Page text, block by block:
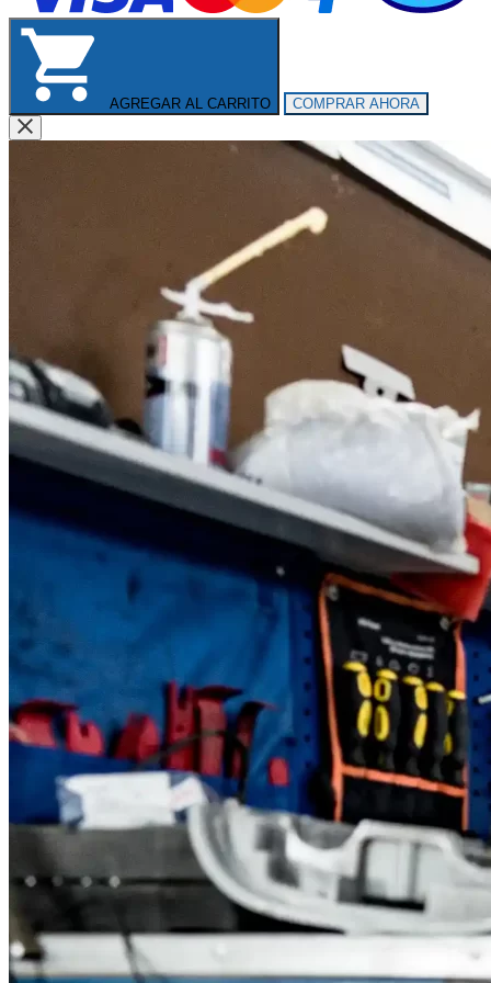
AGREGAR AL CARRITO COMPRAR AHORA